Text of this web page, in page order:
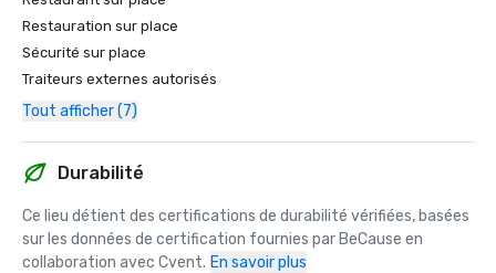
Restauration sur place
Sécurité sur place
Traiteurs externes autorisés
Tout afficher (7)
Durabilité
Ce lieu détient des certifications de durabilité vérifiées, basées
sur les données de certification fournies par BeCause en
collaboration avec Cvent. En savoir plus